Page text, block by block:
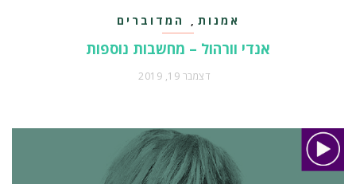
אמנות המדוברים
אנדי וורהול – מחשבות נוספות
דצמבר 19, 2019